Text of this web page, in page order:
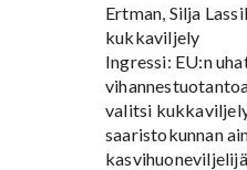
Ertman, Silja
kukkaviljely
Ingressi: EU:n
valitsi
saaristokunnan